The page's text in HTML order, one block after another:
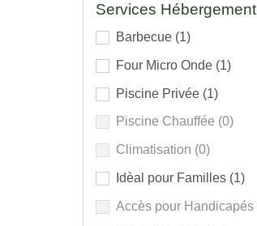
Services Hébergement
Barbecue (1)
Four Micro Onde (1)
Piscine Privée (1)
Piscine Chauffée (0)
Climatisation (0)
Idèal pour Familles (1)
Accès pour Handicapés